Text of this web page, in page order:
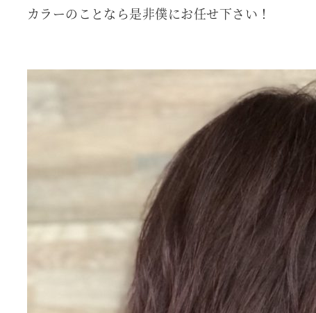
カラーのことなら是非僕にお任せ下さい！